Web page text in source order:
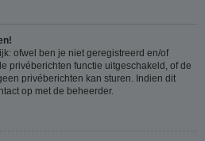
ofwel ben je niet geregistreerd en/of
privéberichten functie uitgeschakeld, of de
privéberichten kan sturen. Indien dit
op met de beheerder.